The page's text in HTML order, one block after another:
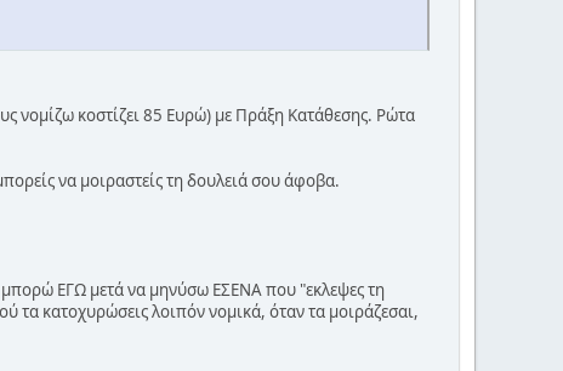
νομίζω κοστίζει 85 Ευρώ) με Πράξη Κατάθεσης. Ρώτα
να μοιραστείς τη δουλειά σου άφοβα.
μπορώ ΕΓΩ μετά να μηνύσω ΕΣΕΝΑ που "εκλεψες τη
τα κατοχυρώσεις λοιπόν νομικά, όταν τα μοιράζεσαι,